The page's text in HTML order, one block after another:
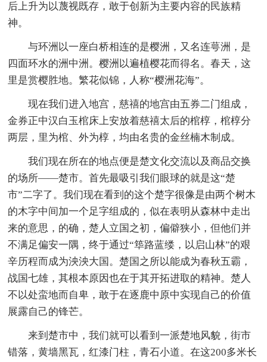
后上升为以蔑视既存，敢于创新为主要内容的民族精
神。
与环洲以一座白桥相连的是樱洲，又名连萼洲，是
四面环水的洲中洲。樱洲以遍植樱花而得名。春天，这
里是赏樱胜地。繁花似锦，人称“樱洲花海”。
现在我们进入地宫，慈禧的地宫由五券二门组成，
金券正中汉白玉棺床上安放着慈禧太后的棺椁，棺椁分
两层，里为棺、外为椁，均由名贵的金丝楠木制成。
我们现在所在的地点便是楚文化交流以及商品交换
的场所——楚市。首先最吸引我们眼球的就是这“楚
市”二字了。我们现在看到的这个楚字很像是由两个树木
的木字中间加一个足字组成的，似在表明从森林中走出
来的意思，的确，楚人立国之初，偏僻狭小，但他们并
不满足偏安一隅，终于通过“筚路蓝缕，以启山林”的艰
辛历程而成为泱泱大国。楚国之所以能成为春秋五霸，
战国七雄，其根本原因也在于其开拓进取的精神。楚人
不以处蛮地而自卑，敢于在逐鹿中原中实现自己的价值
展露自己的锋芒。
来到楚市中，我们就可以看到一派楚地风貌，街市
错落，黄墙黑瓦，红漆门柱，青石小道。在这200多米长